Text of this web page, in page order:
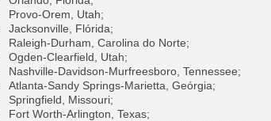
Provo-Orem, Utah;
Jacksonville, Flórida;
Raleigh-Durham, Carolina do Norte;
Ogden-Clearfield, Utah;
Nashville-Davidson-Murfreesboro, Tennessee;
Atlanta-Sandy Springs-Marietta, Geórgia;
Springfield, Missouri;
Fort Worth-Arlington, Texas;